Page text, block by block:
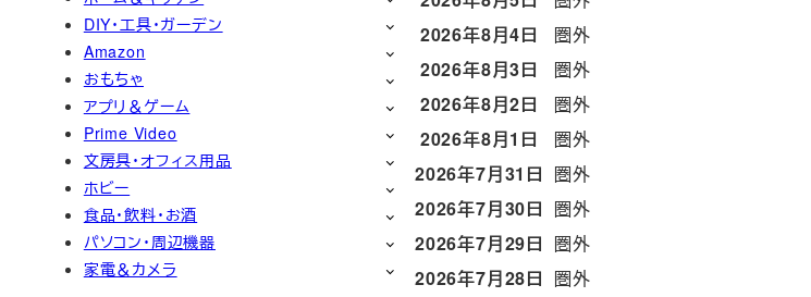
2026年8月4日
圏外
2026年8月3日
圏外
2026年8月2日
圏外
2026年8月1日
圏外
2026年7月31日 圏外
2026年7月30日 圏外
2026年7月29日 圏外
2026年7月28日 圏外
DIY・工具・ガーデン
Amazon
おもちゃ
アプリ＆ゲーム
Prime Video
文房具・オフィス用品
ホビー
食品・飲料・お酒
パソコン・周辺機器
家電＆カメラ